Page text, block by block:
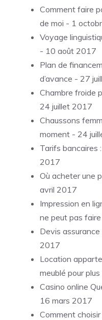
Comment faire
de moi - 1
Voyage
- 10 août 2017
Plan de
d’avance - 27
Chambre froide
24 juillet 2017
Chaussons
moment - 24
Tarifs bancaires
2017
Où acheter une
avril 2017
Impression en
ne peut pas faire
Devis assurance
2017
Location
meublé pour
Casino online
16 mars 2017
Comment